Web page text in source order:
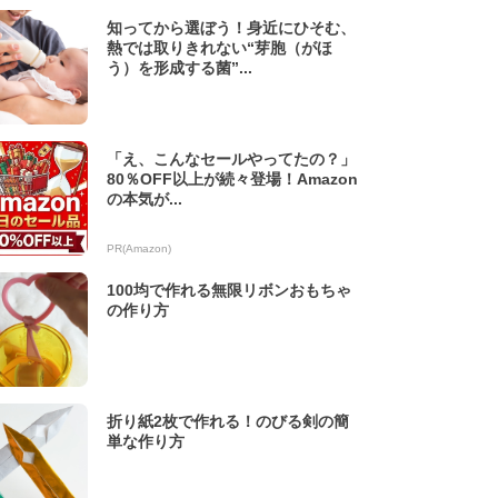
知ってから選ぼう！身近にひそむ、
熱では取りきれない“芽胞（がほ
う）を形成する菌”...
「え、こんなセールやってたの？」
80％OFF以上が続々登場！Amazon
の本気が...
PR(Amazon)
100均で作れる無限リボンおもちゃ
の作り方
折り紙2枚で作れる！のびる剣の簡
単な作り方